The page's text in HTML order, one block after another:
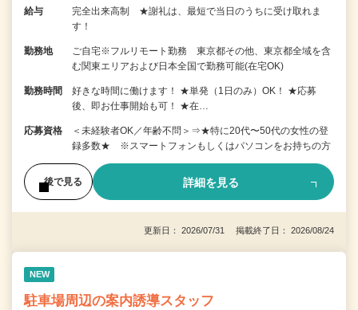
給与
完全出来高制 ★謝礼は、最短で当日のうちに受け取れま
す！
勤務地
ご自宅※フルリモート勤務 東京都その他、東京都全域を含
む関東エリアおよび日本全国で勤務可能(在宅OK)
勤務時間
好きな時間に働けます！ ★単発（1日のみ）OK！ ★応募
後、即お仕事開始も可！ ★在…
応募資格
＜未経験者OK／年齢不問＞⇒★特に20代〜50代の女性の登
録多数★ ※スマートフォンもしくはパソコンをお持ちの方
後で見る 詳細を見る
更新日： 2026/07/31 掲載終了日： 2026/08/24
NEW
駐車場周辺の案内誘導スタッフ